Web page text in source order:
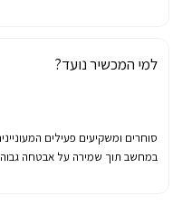
למי המכשיר נועד?
סוחריםומשקיעיםפעיליםהמעוניינים
במחשבתוךשמירהעלאבטחהגבוהה